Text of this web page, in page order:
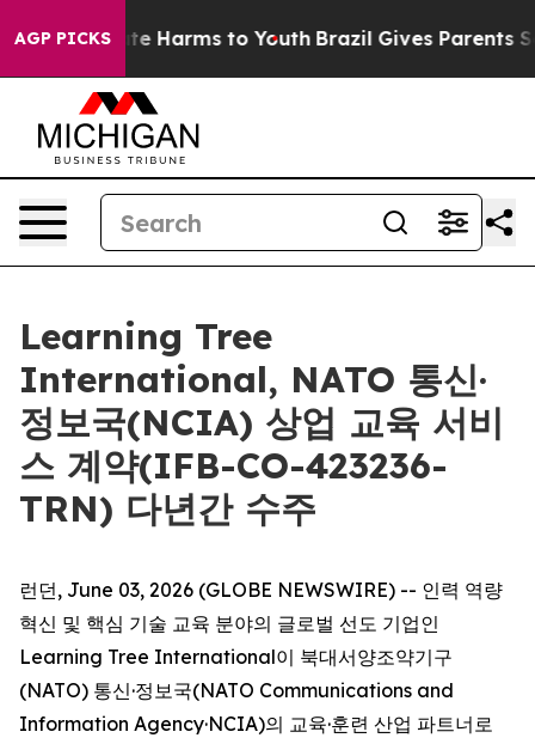
AGP PICKS
to Abate Harms to Youth Brazil Gives Parents
Learning Tree
International, NATO 통신·
정보국(NCIA) 상업 교육 서비
스 계약(IFB-CO-423236-
TRN) 다년간 수주
런던, June 03, 2026 (GLOBE NEWSWIRE) -- 인력 역량
혁신 및 핵심 기술 교육 분야의 글로벌 선도 기업인
Learning Tree International이 북대서양조약기구
(NATO) 통신·정보국(NATO Communications and
Information Agency·NCIA)의 교육·훈련 산업 파트너로